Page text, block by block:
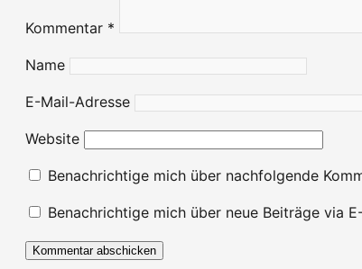
Kommentar *
Name
E-Mail-Adresse
Website
Benachrichtige mich über nachfolgende
Benachrichtige mich über neue Beiträge via